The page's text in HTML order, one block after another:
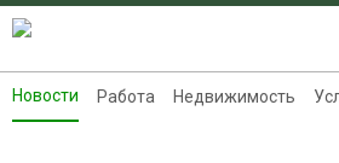
Новости
Новости Работа Недвижимость